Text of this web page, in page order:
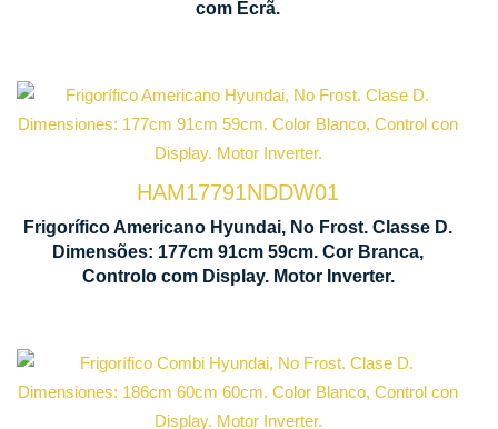
com Ecrã.
HAM17791NDDW01
Frigorífico Americano Hyundai, No Frost. Classe D.
Dimensões: 177cm 91cm 59cm. Cor Branca,
Controlo com Display. Motor Inverter.
Tecnologia
Motor
Inverter
Tecnologia